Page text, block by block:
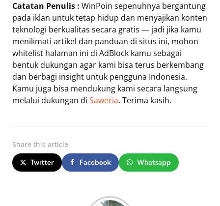
Catatan Penulis : WinPoin sepenuhnya bergantung
pada iklan untuk tetap hidup dan menyajikan konten
teknologi berkualitas secara gratis — jadi jika kamu
menikmati artikel dan panduan di situs ini, mohon
whitelist halaman ini di AdBlock kamu sebagai
bentuk dukungan agar kami bisa terus berkembang
dan berbagi insight untuk pengguna Indonesia.
Kamu juga bisa mendukung kami secara langsung
melalui dukungan di Saweria. Terima kasih.
Share this article
Twitter Facebook Whatsapp